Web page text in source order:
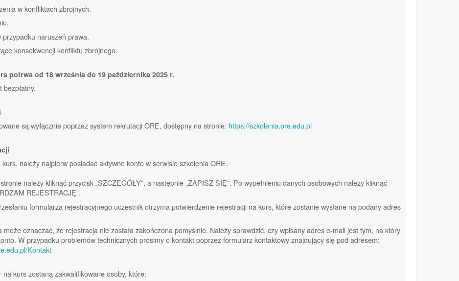
w konfliktach zbrojnych.
naruszeń prawa.
konsekwencji konfliktu zbrojnego.
potrwa od 18 września do 19 października 2025 r.
bezpłatny.
są wyłącznie poprzez system rekrutacji ORE, dostępny na stronie: https://szkolenia.ore.edu.pl
należy najpierw posiadać aktywne konto w serwisie szkolenia ORE.
należy kliknąć przycisk „SZCZEGÓŁY”, a następnie „ZAPISZ SIĘ”. Po wypełnieniu danych osobowych należy kliknąć
REJESTRACJĘ”.
formularza rejestracyjnego uczestnik otrzyma potwierdzenie rejestracji na kurs, które zostanie wysłane na podany adres
może oznaczać, że rejestracja nie została zakończona pomyślnie. Należy sprawdzić, czy wpisany adres e-mail jest tym, na który
W przypadku problemów technicznych prosimy o kontakt poprzez formularz kontaktowy znajdujący się pod adresem:
Kontakt
na kurs zostaną zakwalifikowane osoby, które: